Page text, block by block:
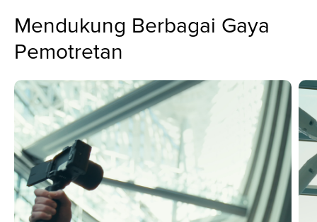
Mendukung Berbagai Gaya
Pemotretan